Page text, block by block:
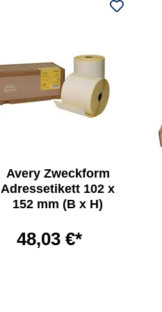
Avery Zweckform
Adressetikett 102 x
152 mm (B x H)
48,03 €*